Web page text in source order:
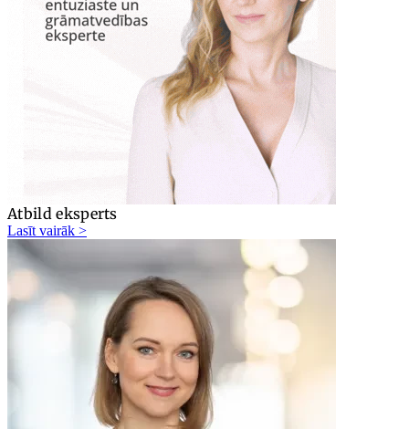
Atbild eksperts
Lasīt vairāk >